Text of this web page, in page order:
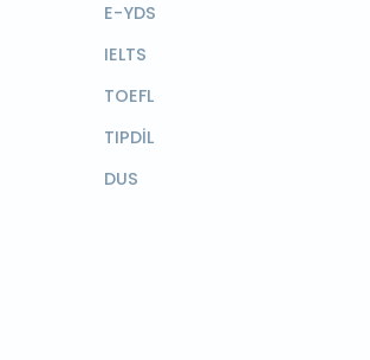
E-YDS
IELTS
TOEFL
TIPDİL
DUS